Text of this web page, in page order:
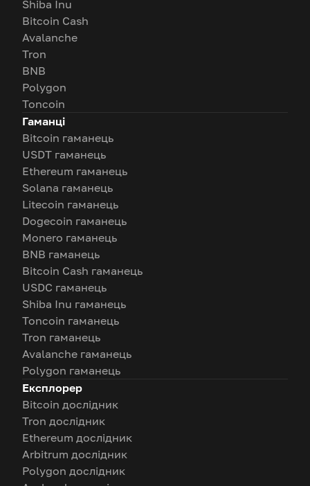
Shiba Inu
Bitcoin Cash
Avalanche
Tron
BNB
Polygon
Toncoin
Гаманці
Bitcoin гаманець
USDT гаманець
Ethereum гаманець
Solana гаманець
Litecoin гаманець
Dogecoin гаманець
Monero гаманець
BNB гаманець
Bitcoin Cash гаманець
USDC гаманець
Shiba Inu гаманець
Toncoin гаманець
Tron гаманець
Avalanche гаманець
Polygon гаманець
Експлорер
Bitcoin дослідник
Tron дослідник
Ethereum дослідник
Arbitrum дослідник
Polygon дослідник